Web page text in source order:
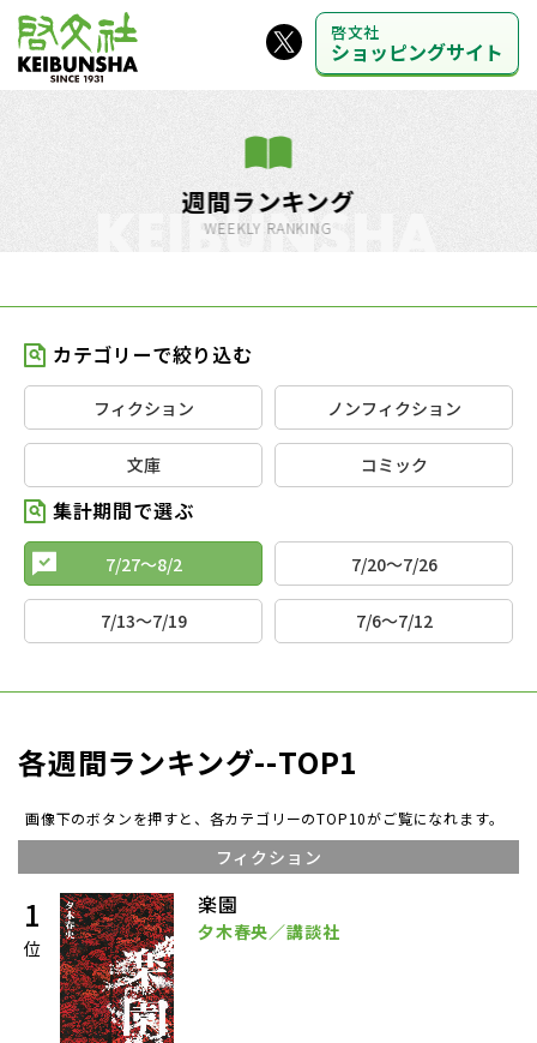
啓文社
ショッピングサイト
週間ランキング
WEEKLY RANKING
カテゴリーで絞り込む
フィクション ノンフィクション
文庫 コミック
集計期間で選ぶ
7/27～8/2 7/20～7/26
7/13～7/19 7/6～7/12
各週間ランキング--TOP1
画像下のボタンを押すと、各カテゴリーのTOP10がご覧になれます。
フィクション
1
位
楽園
夕木春央／講談社